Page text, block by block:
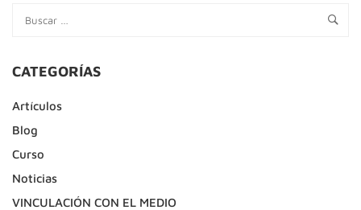
EN
SOCIAL
CATEGORÍAS
Artículos
Blog
Curso
Noticias
VINCULACIÓN CON EL MEDIO